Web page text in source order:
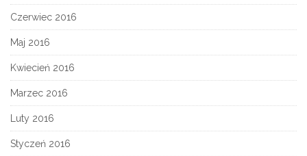
Czerwiec 2016
Maj 2016
Kwiecień 2016
Marzec 2016
Luty 2016
Styczeń 2016